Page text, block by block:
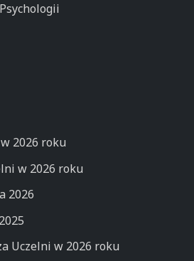
2026 roku
w 2026 roku
2026
Uczelni w 2026 roku